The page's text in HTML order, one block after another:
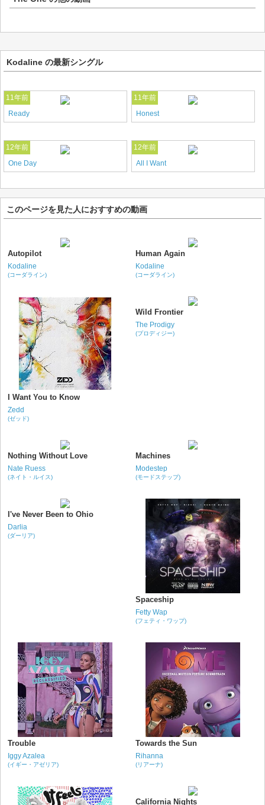
Kodaline の最新シングル
11年前
Ready
11年前
Honest
12年前
One Day
12年前
All I Want
このページを見た人におすすめの動画
Autopilot
Kodaline
(コーダライン)
Human Again
Kodaline
(コーダライン)
I Want You to Know
Zedd
(ゼッド)
Wild Frontier
The Prodigy
(プロディジー)
Nothing Without Love
Nate Ruess
(ネイト・ルイス)
Machines
Modestep
(モードステップ)
I've Never Been to Ohio
Darlia
(ダーリア)
Spaceship
Fetty Wap
(フェティ・ワップ)
Trouble
Iggy Azalea
(イギー・アゼリア)
Towards the Sun
Rihanna
(リアーナ)
California Nights